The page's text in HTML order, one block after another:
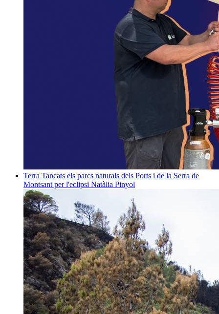
Terra Tancats els parcs naturals dels Ports i de la Serra de
Montsant per l'eclipsi Natàlia Pinyol